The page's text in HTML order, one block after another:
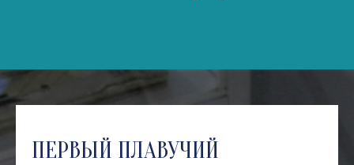
ПЕРВЫЙ ПЛАВУЧИЙ